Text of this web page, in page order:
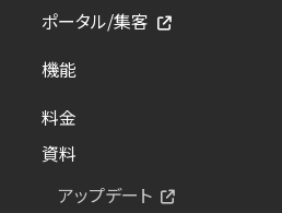
ポータル/集客
機能
料金
資料
アップデート